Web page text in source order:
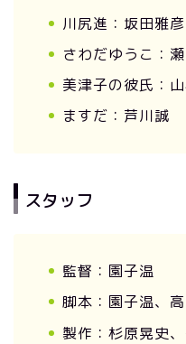
川尻進：坂田雅彦
さわだゆうこ：
美津子の彼氏：
ますだ：芦川誠
スタッフ
監督：園子温
脚本：園子温、
製作：杉原晃史